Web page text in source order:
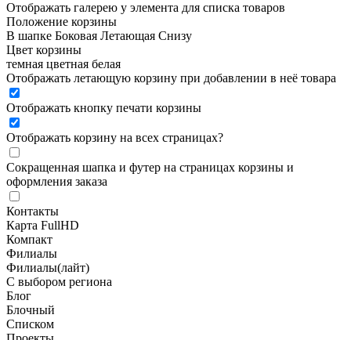
Отображать галерею у элемента для списка товаров
Положение корзины
В шапке Боковая Летающая Снизу
Цвет корзины
темная цветная белая
Отображать летающую корзину при добавлении в неё товара
Отображать кнопку печати корзины
Отображать корзину на всех страницах?
Сокращенная шапка и футер на страницах корзины и
оформления заказа
Контакты
Карта FullHD
Компакт
Филиалы
Филиалы(лайт)
С выбором региона
Блог
Блочный
Списком